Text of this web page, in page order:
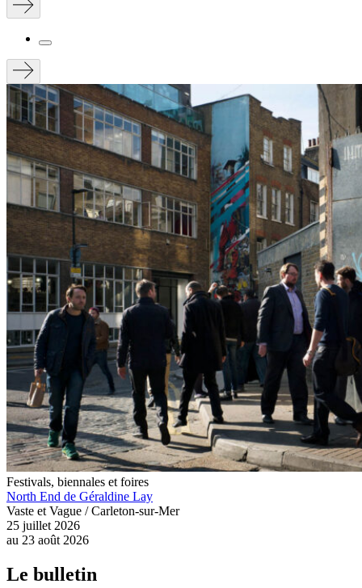
Festivals, biennales et foires
North End de Géraldine Lay
Vaste et Vague / Carleton-sur-Mer
25 juillet 2026
au 23 août 2026
Le bulletin